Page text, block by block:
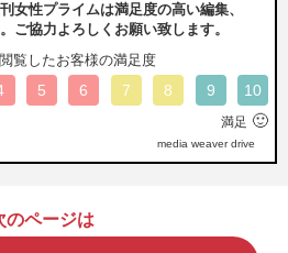
女性プライムは満足度の高い編集、
ご協力よろしくお願い致します。
覧したお客様の満足度
5 6 7 8 9 10
満足 🙂
media weaver drive
のページは